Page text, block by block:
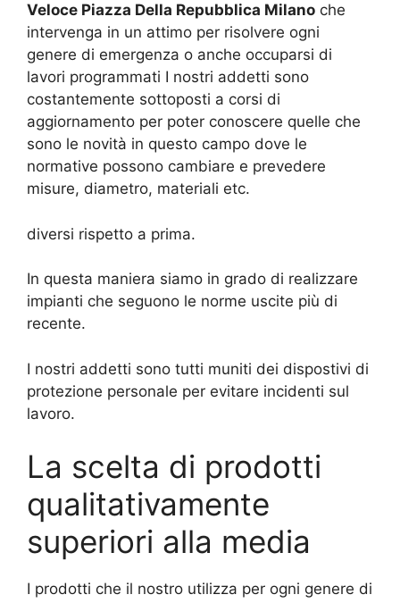
Veloce Piazza Della Repubblica Milano che
intervenga in un attimo per risolvere ogni
genere di emergenza o anche occuparsi di
lavori programmati I nostri addetti sono
costantemente sottoposti a corsi di
aggiornamento per poter conoscere quelle che
sono le novità in questo campo dove le
normative possono cambiare e prevedere
misure, diametro, materiali etc.
diversi rispetto a prima.
In questa maniera siamo in grado di realizzare
impianti che seguono le norme uscite più di
recente.
I nostri addetti sono tutti muniti dei dispostivi di
protezione personale per evitare incidenti sul
lavoro.
La scelta di prodotti
qualitativamente
superiori alla media
I prodotti che il nostro utilizza per ogni genere di